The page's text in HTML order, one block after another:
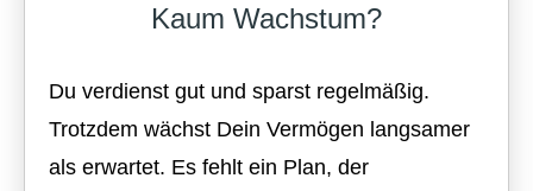
Kaum Wachstum?
Du verdienst gut und sparst regelmäßig.
Trotzdem wächst Dein Vermögen langsamer
als erwartet. Es fehlt ein Plan, der